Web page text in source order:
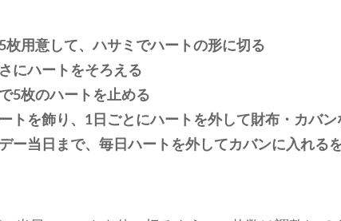
枚用意して、ハサミでハートの形に切る
にハートをそろえる
5枚のハートを止める
トを飾り、1日ごとにハートを外して財布・カバン
ー当日まで、毎日ハートを外してカバンに入れる